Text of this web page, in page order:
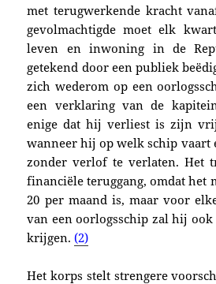
met terugwerkende kracht
gevolmachtigde moet elk
leven en inwoning in de
getekend door een publiek
zich wederom op een
een verklaring van de
enige dat hij verliest is zijn
wanneer hij op welk schip vaart
zonder verlofte verlaten. Het
financiële teruggang, omdat het
20 per maand is, maar voor
van een oorlogsschip zal hij ook
krijgen.(2)
Het korps stelt strengere